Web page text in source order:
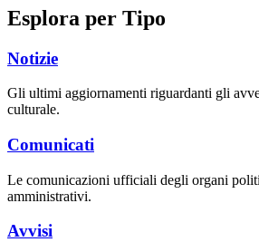
Esplora per Tipo
Notizie
Gli ultimi aggiornamenti riguardanti gli
culturale.
Comunicati
Le comunicazioni ufficiali degli organi
amministrativi.
Avvisi